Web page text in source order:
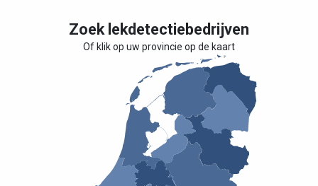
Zoek lekdetectiebedrijven
Of klik op uw provincie op de kaart